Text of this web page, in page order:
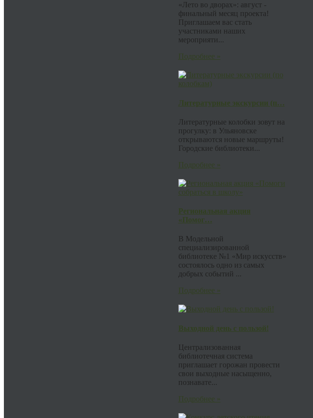
«Лето во дворах»: август -
финальный месяц проекта!
Приглашаем вас стать
участниками наших
мероприяти...
Подробнее »
Литературные экскурсии (п…
Литературные колобки зовут на
прогулку: в Ульяновске
открываются новые маршруты!
Городские библиотеки...
Подробнее »
Региональная акция
«Помог…
В Модельной
специализированной
библиотеке №1 «Мир искусств»
состоялось одно из самых
добрых событий ...
Подробнее »
Выходной день с пользой!
Централизованная
библиотечная система
приглашает горожан провести
свои выходные насыщенно,
познавате...
Подробнее »